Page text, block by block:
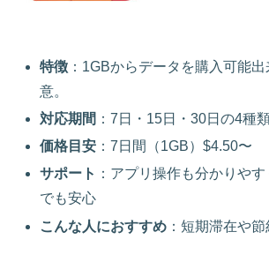
特徴 ：1GBからデータを購入可能
意。
対応期間 ：7日・15日・30日の4種
価格目安 ：7日間（1GB）$4.50〜
サポート ：アプリ操作も分かりや
でも安心
こんな人におすすめ ：短期滞在や